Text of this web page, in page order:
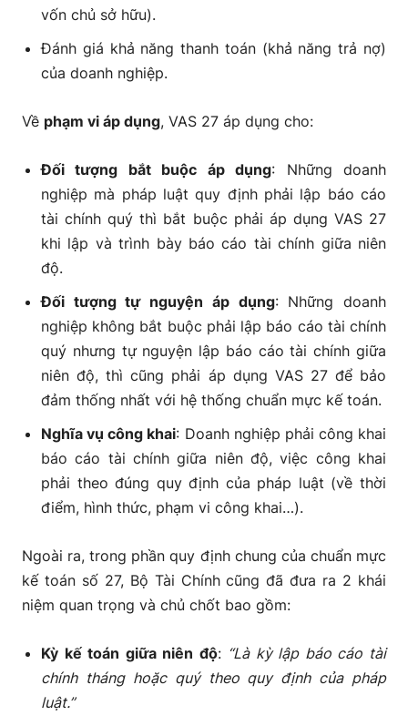
vốn chủ sở hữu).
Đánh giá khả năng thanh toán (khả năng trả nợ)
của doanh nghiệp.
Về phạm vi áp dụng, VAS 27 áp dụng cho:
Đối tượng bắt buộc áp dụng: Những doanh
nghiệp mà pháp luật quy định phải lập báo cáo
tài chính quý thì bắt buộc phải áp dụng VAS 27
khi lập và trình bày báo cáo tài chính giữa niên
độ.
Đối tượng tự nguyện áp dụng: Những doanh
nghiệp không bắt buộc phải lập báo cáo tài chính
quý nhưng tự nguyện lập báo cáo tài chính giữa
niên độ, thì cũng phải áp dụng VAS 27 để bảo
đảm thống nhất với hệ thống chuẩn mực kế toán.
Nghĩa vụ công khai: Doanh nghiệp phải công khai
báo cáo tài chính giữa niên độ, việc công khai
phải theo đúng quy định của pháp luật (về thời
điểm, hình thức, phạm vi công khai…).
Ngoài ra, trong phần quy định chung của chuẩn mực
kế toán số 27, Bộ Tài Chính cũng đã đưa ra 2 khái
niệm quan trọng và chủ chốt bao gồm:
Kỳ kế toán giữa niên độ: “Là kỳ lập báo cáo tài
chính tháng hoặc quý theo quy định của pháp
luật.”